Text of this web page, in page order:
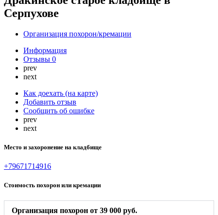
Серпухове
Организация похорон/кремации
Информация
Отзывы 0
prev
next
Как доехать (на карте)
Добавить отзыв
Сообщить об ошибке
prev
next
Место и захоронение на кладбище
+79671714916
Стоимость похорон или кремации
Организация похорон от 39 000 руб.